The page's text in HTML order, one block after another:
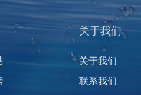
关于我们
关于我们
联系我们